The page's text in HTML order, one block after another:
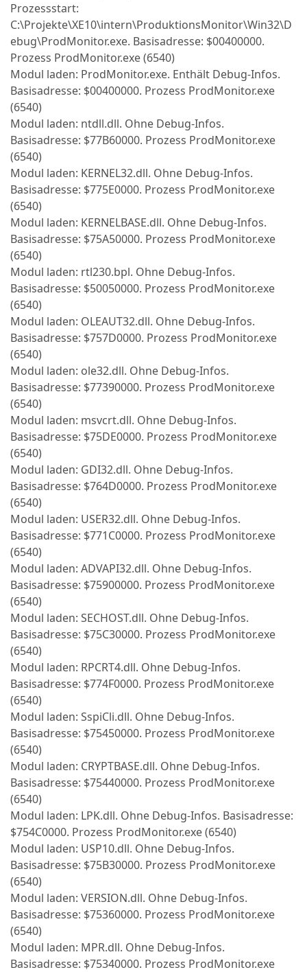
Prozessstart:
C:\Projekte\XE10\intern\ProduktionsMonitor\Win32\D
ebug\ProdMonitor.exe. Basisadresse: $00400000.
Prozess ProdMonitor.exe (6540)
Modul laden: ProdMonitor.exe. Enthält Debug-Infos.
Basisadresse: $00400000. Prozess ProdMonitor.exe
(6540)
Modul laden: ntdll.dll. Ohne Debug-Infos.
Basisadresse: $77B60000. Prozess ProdMonitor.exe
(6540)
Modul laden: KERNEL32.dll. Ohne Debug-Infos.
Basisadresse: $775E0000. Prozess ProdMonitor.exe
(6540)
Modul laden: KERNELBASE.dll. Ohne Debug-Infos.
Basisadresse: $75A50000. Prozess ProdMonitor.exe
(6540)
Modul laden: rtl230.bpl. Ohne Debug-Infos.
Basisadresse: $50050000. Prozess ProdMonitor.exe
(6540)
Modul laden: OLEAUT32.dll. Ohne Debug-Infos.
Basisadresse: $757D0000. Prozess ProdMonitor.exe
(6540)
Modul laden: ole32.dll. Ohne Debug-Infos.
Basisadresse: $77390000. Prozess ProdMonitor.exe
(6540)
Modul laden: msvcrt.dll. Ohne Debug-Infos.
Basisadresse: $75DE0000. Prozess ProdMonitor.exe
(6540)
Modul laden: GDI32.dll. Ohne Debug-Infos.
Basisadresse: $764D0000. Prozess ProdMonitor.exe
(6540)
Modul laden: USER32.dll. Ohne Debug-Infos.
Basisadresse: $771C0000. Prozess ProdMonitor.exe
(6540)
Modul laden: ADVAPI32.dll. Ohne Debug-Infos.
Basisadresse: $75900000. Prozess ProdMonitor.exe
(6540)
Modul laden: SECHOST.dll. Ohne Debug-Infos.
Basisadresse: $75C30000. Prozess ProdMonitor.exe
(6540)
Modul laden: RPCRT4.dll. Ohne Debug-Infos.
Basisadresse: $774F0000. Prozess ProdMonitor.exe
(6540)
Modul laden: SspiCli.dll. Ohne Debug-Infos.
Basisadresse: $75450000. Prozess ProdMonitor.exe
(6540)
Modul laden: CRYPTBASE.dll. Ohne Debug-Infos.
Basisadresse: $75440000. Prozess ProdMonitor.exe
(6540)
Modul laden: LPK.dll. Ohne Debug-Infos. Basisadresse:
$754C0000. Prozess ProdMonitor.exe (6540)
Modul laden: USP10.dll. Ohne Debug-Infos.
Basisadresse: $75B30000. Prozess ProdMonitor.exe
(6540)
Modul laden: VERSION.dll. Ohne Debug-Infos.
Basisadresse: $75360000. Prozess ProdMonitor.exe
(6540)
Modul laden: MPR.dll. Ohne Debug-Infos.
Basisadresse: $75340000. Prozess ProdMonitor.exe